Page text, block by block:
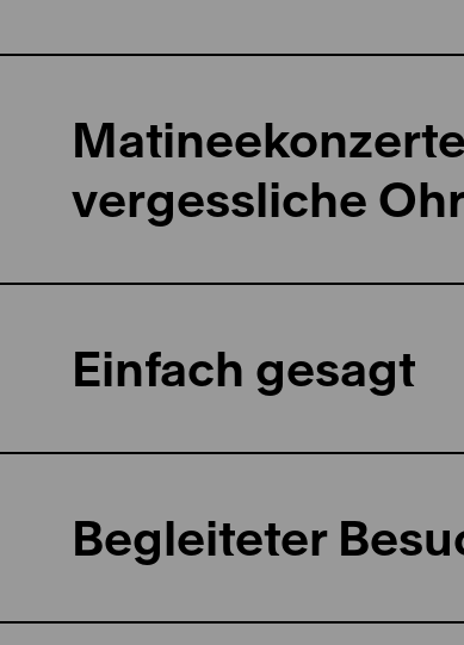
vergessliche
Einfach gesagt
Begleiteter